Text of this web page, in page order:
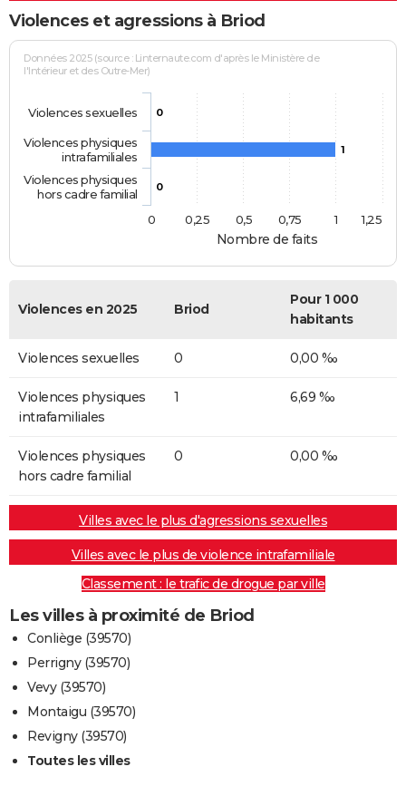
Violences et agressions à Briod
Nombre de faits
Données 2025 (source : Linternaute.com d'après le Ministère de
l'Intérieur et des Outre-Mer)
0
1
0
Violences sexuelles
Violences physiques
intrafamiliales
Violences physiques
hors cadre familial
0
1
0,25 0,5 0,75 1,25
Violences en 2025 Briod
Pour 1 000
habitants
Violences sexuelles 0 0,00 ‰
Violences physiques
intrafamiliales
1 6,69 ‰
Violences physiques
hors cadre familial
0 0,00 ‰
Villes avec le plus d'agressions sexuelles
Villes avec le plus de violence intrafamiliale
Classement : le trafic de drogue par ville
Les villes à proximité de Briod
Conliège (39570)
Perrigny (39570)
Vevy (39570)
Montaigu (39570)
Revigny (39570)
Toutes les villes